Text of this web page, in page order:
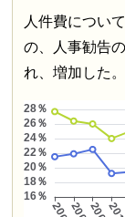
人件費につい
の、人事勧告
れ、増加した。